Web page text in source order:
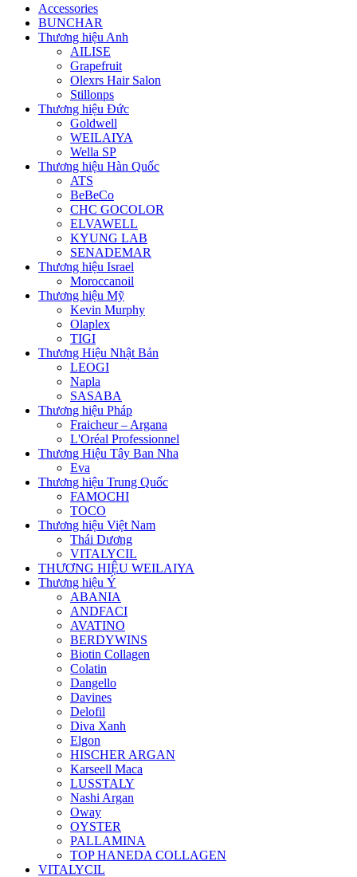
Accessories
BUNCHAR
Thương hiệu Anh
AILISE
Grapefruit
Olexrs Hair Salon
Stillonps
Thương hiệu Đức
Goldwell
WEILAIYA
Wella SP
Thương hiệu Hàn Quốc
ATS
BeBeCo
CHC GOCOLOR
ELVAWELL
KYUNG LAB
SENADEMAR
Thương hiệu Israel
Moroccanoil
Thương hiệu Mỹ
Kevin Murphy
Olaplex
TIGI
Thương Hiệu Nhật Bản
LEOGI
Napla
SASABA
Thương hiệu Pháp
Fraicheur – Argana
L'Oréal Professionnel
Thương Hiệu Tây Ban Nha
Eva
Thương hiệu Trung Quốc
FAMOCHI
TOCO
Thương hiệu Việt Nam
Thái Dương
VITALYCIL
THƯƠNG HIỆU WEILAIYA
Thương hiệu Ý
ABANIA
ANDFACI
AVATINO
BERDYWINS
Biotin Collagen
Colatin
Dangello
Davines
Delofil
Diva Xanh
Elgon
HISCHER ARGAN
Karseell Maca
LUSSTALY
Nashi Argan
Oway
OYSTER
PALLAMINA
TOP HANEDA COLLAGEN
VITALYCIL